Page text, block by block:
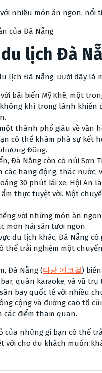
nhiều món ăn ngon, nổi
của Đà Nẵng
lịch Đà
lịch Đà Nẵng. Dưới đây là
bãi biển Mỹ Khê, một
không khí trong lành
thành phố giàu về văn
có thể khám phá sự kết
Đông.
Đà Nẵng còn có núi Sơn
hang động, thác nước,
30 phút lái xe, Hội An
thực tuyệt vời. Một
với những món ăn
món hải sản tươi ngon.
du lịch khác, Đà Nẵng có
thể trải nghiệm một
Đà Nẵng (다낭 에코걸)
quán karaoke, và vũ trụ
bay quốc tế với nhiều
cộng và đường cao tố
điểm tham quan.
những gì bạn có thể
vời cho du khách muốn